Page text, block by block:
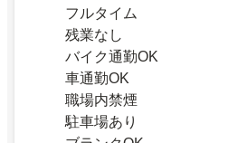
フルタイム
残業なし
バイク通勤OK
車通勤OK
職場内禁煙
駐車場あり